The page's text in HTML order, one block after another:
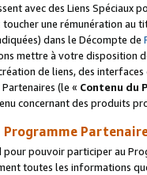
avec des Liens Spéciaux
une rémunération
dans le Décompte de
mettre à votre disposition
de liens, des
(le « Contenu du
concernant des produits
Programme
pouvoir participer au
toutes les informations